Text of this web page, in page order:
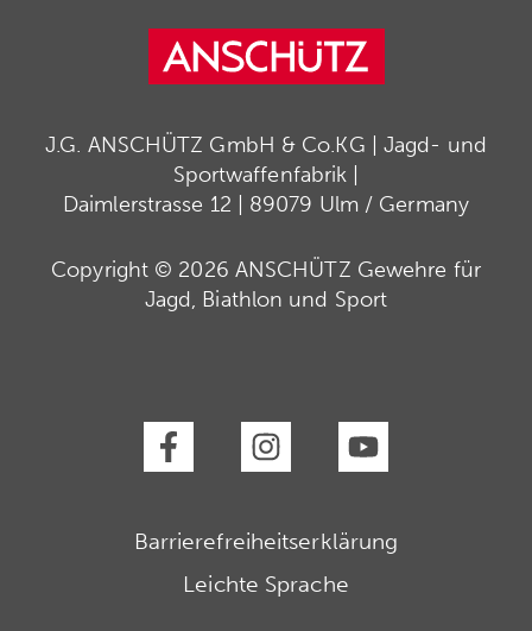
J.G. ANSCHÜTZ GmbH & Co.KG | Jagd- und
Sportwaffenfabrik |
Daimlerstrasse 12 | 89079 Ulm / Germany
Copyright © 2026 ANSCHÜTZ Gewehre für
Jagd, Biathlon und Sport
Barrierefreiheitserklärung
Leichte Sprache